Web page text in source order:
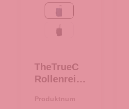
schwarz
TheTrueC
Rollenreise
50cm
Produktnumme